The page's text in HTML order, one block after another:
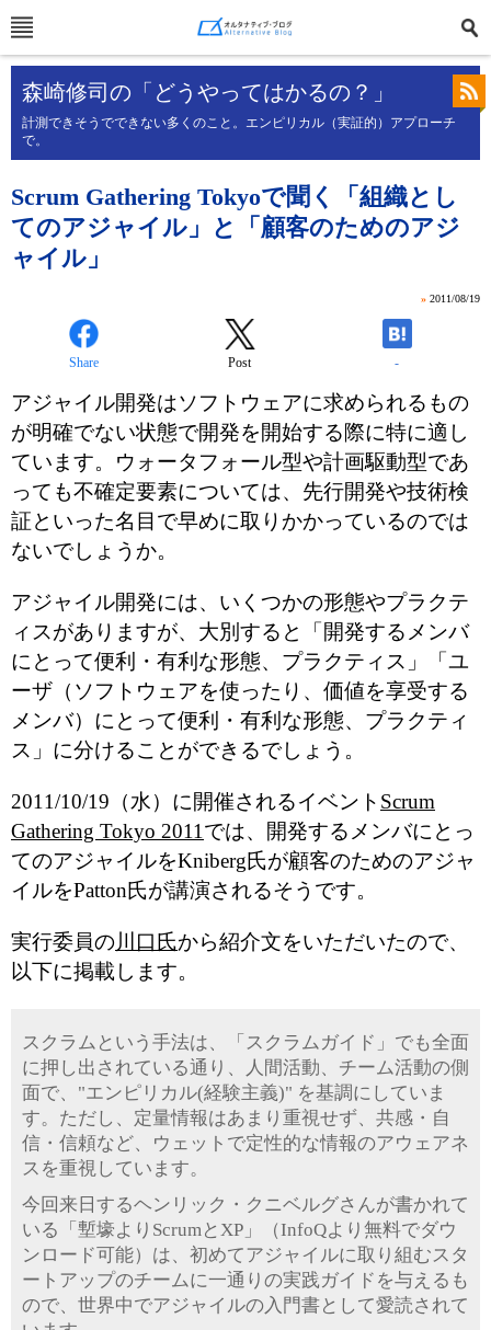
森崎修司の「どうやってはかるの？」
計測できそうでできない多くのこと。エンピリカル（実証的）アプローチ
で。
Scrum Gathering Tokyoで聞く「組織とし
てのアジャイル」と「顧客のためのアジ
ャイル」
» 2011/08/19
Share Post -
アジャイル開発はソフトウェアに求められるもの
が明確でない状態で開発を開始する際に特に適し
ています。ウォータフォール型や計画駆動型であ
っても不確定要素については、先行開発や技術検
証といった名目で早めに取りかかっているのでは
ないでしょうか。
アジャイル開発には、いくつかの形態やプラクテ
ィスがありますが、大別すると「開発するメンバ
にとって便利・有利な形態、プラクティス」「ユ
ーザ（ソフトウェアを使ったり、価値を享受する
メンバ）にとって便利・有利な形態、プラクティ
ス」に分けることができるでしょう。
2011/10/19（水）に開催されるイベント Scrum
Gathering Tokyo 2011 では、開発するメンバにとっ
てのアジャイルをKniberg氏が顧客のためのアジャ
イルをPatton氏が講演されるそうです。
実行委員の川口氏から紹介文をいただいたので、
以下に掲載します。
スクラムという手法は、「スクラムガイド」でも全面
に押し出されている通り、人間活動、チーム活動の側
面で、"エンピリカル(経験主義)" を基調にしていま
す。ただし、定量情報はあまり重視せず、共感・自
信・信頼など、ウェットで定性的な情報のアウェアネ
スを重視しています。
今回来日するヘンリック・クニベルグさんが書かれて
いる「塹壕よりScrumとXP」（InfoQより無料でダウ
ンロード可能）は、初めてアジャイルに取り組むスタ
ートアップのチームに一通りの実践ガイドを与えるも
ので、世界中でアジャイルの入門書として愛読されて